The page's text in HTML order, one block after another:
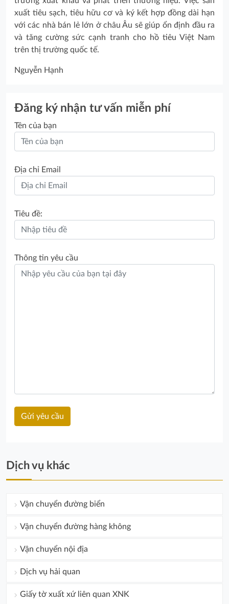
xuất tiêu sạch, tiêu hữu cơ và ký kết hợp đồng dài hạn
với các nhà bán lẻ lớn ở châu Âu sẽ giúp ổn định đầu ra
và tăng cường sức cạnh tranh cho hồ tiêu Việt Nam
trên thị trường quốc tế.
Nguyễn Hạnh
Đăng ký nhận tư vấn miễn phí
Tên của bạn
Địa chỉ Email
Tiêu đề:
Thông tin yêu cầu
Dịch vụ khác
Vận chuyển đường biển
Vận chuyển đường hàng không
Vận chuyển nội địa
Dịch vụ hải quan
Giấy tờ xuất xứ liên quan XNK